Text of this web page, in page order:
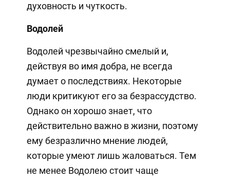
духовность и чуткость.
Водолей
Водолей чрезвычайно смелый и,
действуя во имя добра, не всегда
думает о последствиях. Некоторые
люди критикуют его за безрассудство.
Однако он хорошо знает, что
действительно важно в жизни, поэтому
ему безразлично мнение людей,
которые умеют лишь жаловаться. Тем
не менее Водолею стоит чаще